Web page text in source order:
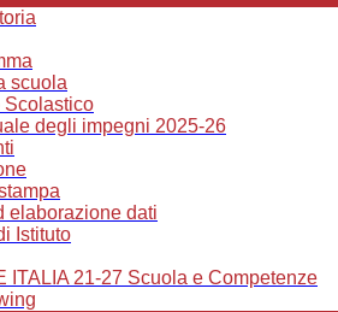
scuola
degli impegni 2025-26
elaborazione dati
Istituto
ITALIA 21-27 Scuola e Competenze